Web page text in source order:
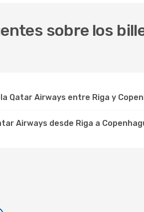
sobre los
Qatar Airways entre Riga y
Airways desde Riga a